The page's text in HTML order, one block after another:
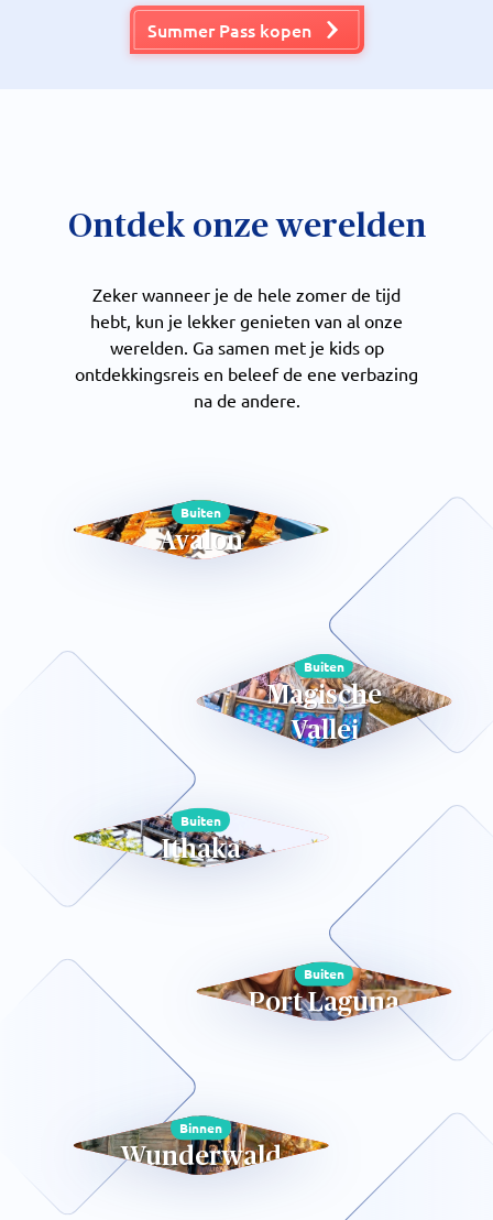
Summer Pass kopen
Ontdek onze werelden
Zeker wanneer je de hele zomer de tijd
hebt, kun je lekker genieten van al onze
werelden. Ga samen met je kids op
ontdekkingsreis en beleef de ene verbazing
na de andere.
Buiten
Avalon
Buiten
Magische
Vallei
Buiten
Ithaka
Buiten
Port Laguna
Binnen
Wunderwald